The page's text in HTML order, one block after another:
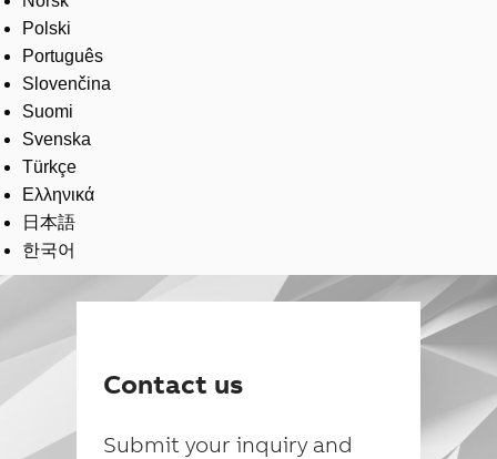
Polski
Português
Slovenčina
Suomi
Svenska
Türkçe
Ελληνικά
日本語
한국어
Contact us
Submit your inquiry and